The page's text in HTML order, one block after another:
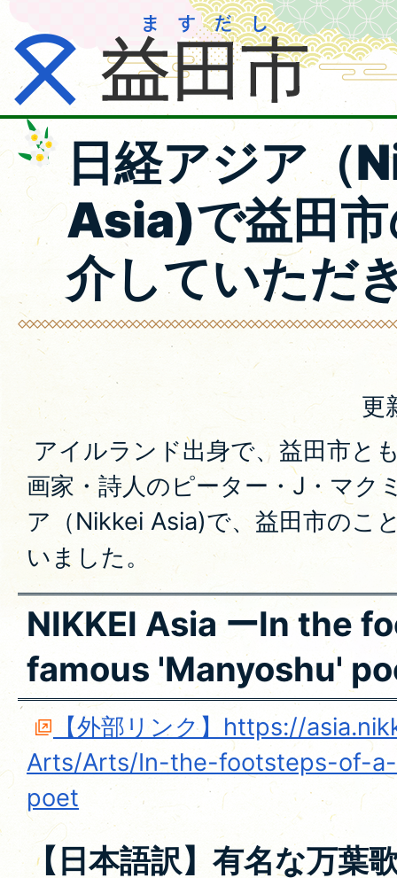
日経アジア（
Asia)で益田
介していただ
更
アイルランド出身で、益田市と
画家・詩人のピーター・J・マク
ア（Nikkei Asia)で、益田市のこ
いました。
NIKKEI Asia ーIn the
famous 'Manyoshu'
【外部リンク】https://
Arts/Arts/In-the-footsteps-of-
poet
【日本語訳】有名な万葉